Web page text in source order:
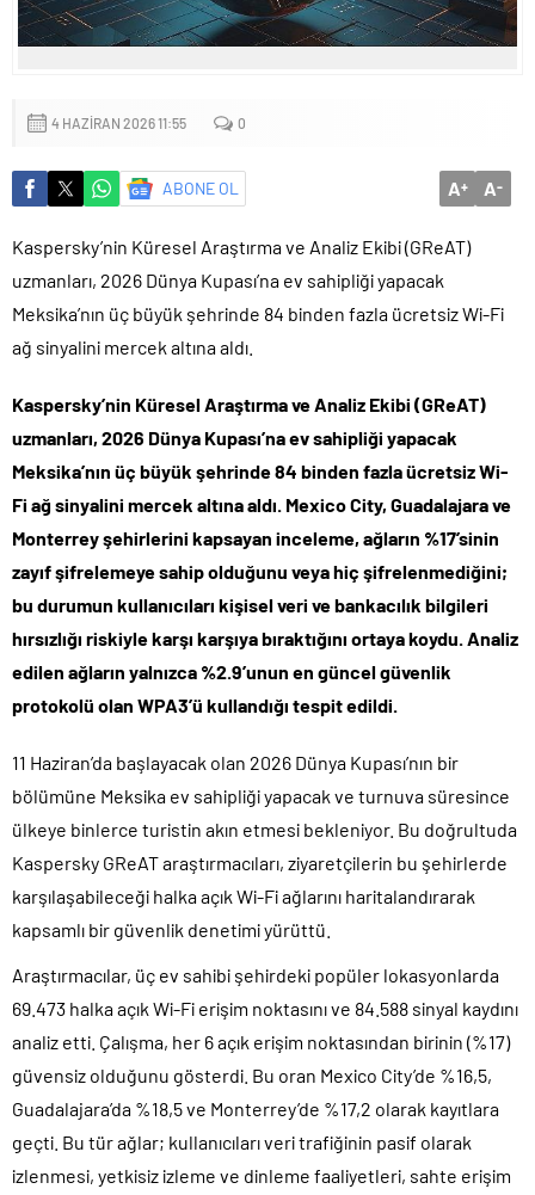
Küçük işletmeler büyük siber risklerle karşı karşıya
4 HAZIRAN 2026 11:55 0
ABONE OL A+ A-
Kaspersky’nin Küresel Araştırma ve Analiz Ekibi (GReAT)
uzmanları, 2026 Dünya Kupası’na ev sahipliği yapacak
Meksika’nın üç büyük şehrinde 84 binden fazla ücretsiz Wi-Fi
ağ sinyalini mercek altına aldı.
Kaspersky’nin Küresel Araştırma ve Analiz Ekibi (GReAT)
uzmanları, 2026 Dünya Kupası’na ev sahipliği yapacak
Meksika’nın üç büyük şehrinde 84 binden fazla ücretsiz Wi-
Fi ağ sinyalini mercek altına aldı. Mexico City, Guadalajara ve
Monterrey şehirlerini kapsayan inceleme, ağların %17’sinin
zayıf şifrelemeye sahip olduğunu veya hiç şifrelenmediğini;
bu durumun kullanıcıları kişisel veri ve bankacılık bilgileri
hırsızlığı riskiyle karşı karşıya bıraktığını ortaya koydu. Analiz
edilen ağların yalnızca %2.9’unun en güncel güvenlik
protokolü olan WPA3’ü kullandığı tespit edildi.
11 Haziran’da başlayacak olan 2026 Dünya Kupası’nın bir
bölümüne Meksika ev sahipliği yapacak ve turnuva süresince
ülkeye binlerce turistin akın etmesi bekleniyor. Bu doğrultuda
Kaspersky GReAT araştırmacıları, ziyaretçilerin bu şehirlerde
karşılaşabileceği halka açık Wi-Fi ağlarını haritalandırarak
kapsamlı bir güvenlik denetimi yürüttü.
Araştırmacılar, üç ev sahibi şehirdeki popüler lokasyonlarda
69.473 halka açık Wi-Fi erişim noktasını ve 84.588 sinyal kaydını
analiz etti. Çalışma, her 6 açık erişim noktasından birinin (%17)
güvensiz olduğunu gösterdi. Bu oran Mexico City’de %16,5,
Guadalajara’da %18,5 ve Monterrey’de %17,2 olarak kayıtlara
geçti. Bu tür ağlar; kullanıcıları veri trafiğinin pasif olarak
izlenmesi, yetkisiz izleme ve dinleme faaliyetleri, sahte erişim